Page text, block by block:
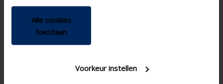
Alle cookies
toestaan
Voorkeur instellen
Control
Building type
renovation project , Project